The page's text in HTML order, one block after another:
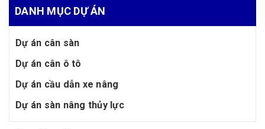
DANH MỤC DỰ ÁN
Dự án cân sàn
Dự án cân ô tô
Dự án cầu dẫn xe nâng
Dự án sàn nâng thủy lực